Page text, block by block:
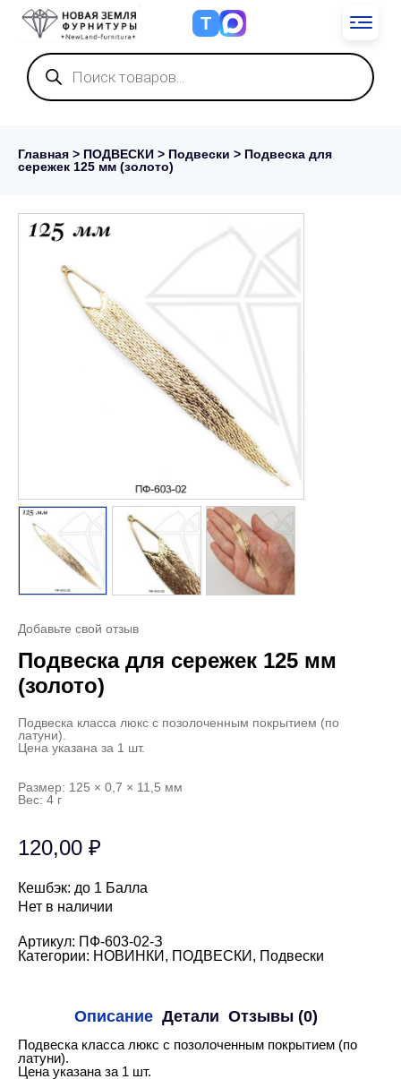
Т
Поиск
товаров
Главная > ПОДВЕСКИ > Подвески > Подвеска для
сережек 125 мм (золото)
Добавьте свой отзыв
Подвеска для сережек 125 мм
(золото)
Подвеска класса люкс с позолоченным покрытием (по
латуни).
Цена указана за 1 шт.
Размер: 125 × 0,7 × 11,5 мм
Вес: 4 г
120,00 ₽
Кешбэк: до 1 Балла
Нет в наличии
Артикул: ПФ-603-02-З
Категории: НОВИНКИ , ПОДВЕСКИ , Подвески
Описание Детали Отзывы (0)
Подвеска класса люкс с позолоченным покрытием (по
латуни).
Цена указана за 1 шт.